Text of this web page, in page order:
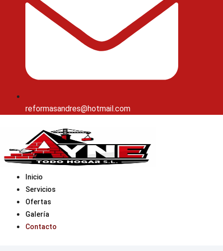
reformasandres@hotmail.com
Inicio
Servicios
Ofertas
Galería
Contacto